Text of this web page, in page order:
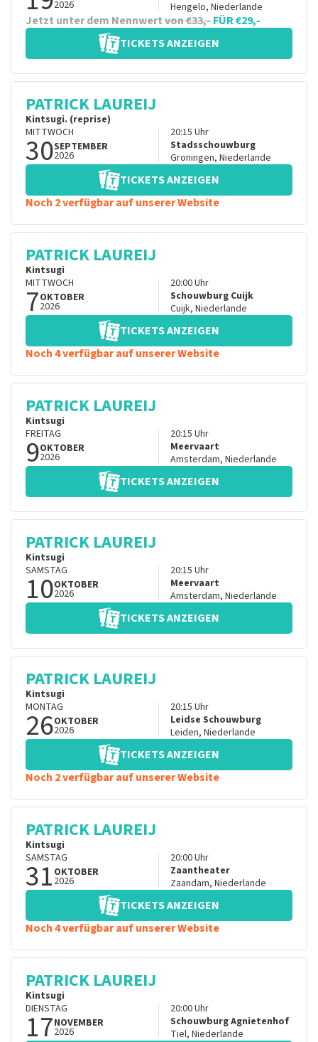
2026
Hengelo, Niederlande
Jetzt unter dem Nennwertvon €33,-FÜR €29,-
TICKETS ANZEIGEN
PATRICK LAUREIJ
Kintsugi. (reprise)
MITTWOCH
30SEPTEMBER
2026
20:15 Uhr
Stadsschouwburg
Groningen, Niederlande
TICKETS ANZEIGEN
Noch 2 verfügbar auf unserer Website
PATRICK LAUREIJ
Kintsugi
MITTWOCH
7OKTOBER
2026
20:00Uhr
Schouwburg Cuijk
Cuijk, Niederlande
TICKETS ANZEIGEN
Noch 4 verfügbar auf unserer Website
PATRICK LAUREIJ
Kintsugi
FREITAG
9OKTOBER
2026
20:15 Uhr
Meervaart
Amsterdam, Niederlande
TICKETS ANZEIGEN
PATRICK LAUREIJ
Kintsugi
SAMSTAG
10OKTOBER
2026
20:15 Uhr
Meervaart
Amsterdam, Niederlande
TICKETS ANZEIGEN
PATRICK LAUREIJ
Kintsugi
MONTAG
26OKTOBER
2026
20:15 Uhr
Leidse Schouwburg
Leiden, Niederlande
TICKETS ANZEIGEN
Noch 2 verfügbar auf unserer Website
PATRICK LAUREIJ
Kintsugi
SAMSTAG
31 OKTOBER
2026
20:00Uhr
Zaantheater
Zaandam, Niederlande
TICKETS ANZEIGEN
Noch 4 verfügbar auf unserer Website
PATRICK LAUREIJ
Kintsugi
DIENSTAG
17NOVEMBER
2026
20:00Uhr
Schouwburg Agnietenhof
Tiel, Niederlande